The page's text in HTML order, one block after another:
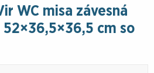
WC misa závesná
cm so